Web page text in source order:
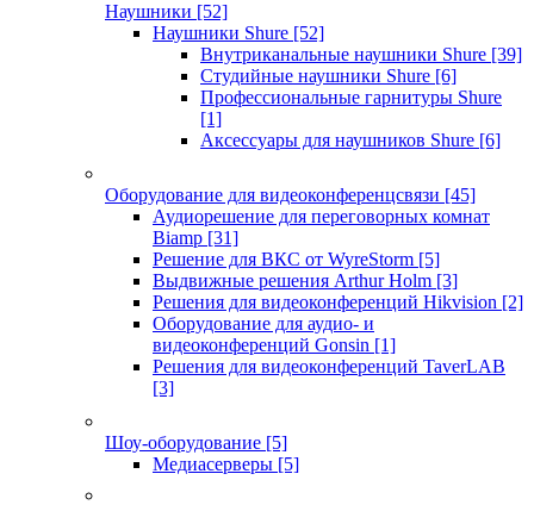
Наушники [52]
Наушники Shure [52]
Внутриканальные наушники Shure [39]
Студийные наушники Shure [6]
Профессиональные гарнитуры Shure
[1]
Аксессуары для наушников Shure [6]
Оборудование для видеоконференцсвязи [45]
Аудиорешение для переговорных комнат
Biamp [31]
Решение для ВКС от WyreStorm [5]
Выдвижные решения Arthur Holm [3]
Решения для видеоконференций Hikvision [2]
Оборудование для аудио- и
видеоконференций Gonsin [1]
Решения для видеоконференций TaverLAB
[3]
Шоу-оборудование [5]
Медиасерверы [5]